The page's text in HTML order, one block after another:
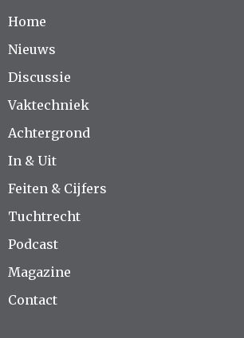
Home
Nieuws
Discussie
Vaktechniek
Achtergrond
In & Uit
Feiten & Cijfers
Tuchtrecht
Podcast
Magazine
Contact